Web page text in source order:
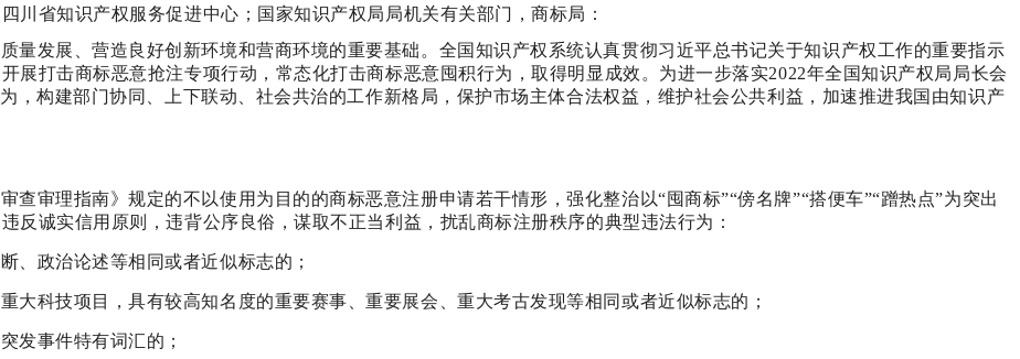
川省知识产权服务促进中心；国家知识产权局局机关有关部门，商标局：
量发展、营造良好创新环境和营商环境的重要基础。全国知识产权系统认真贯彻习近平总书记关于知识产权工作的重要指示
展打击商标恶意抢注专项行动，常态化打击商标恶意囤积行为，取得明显成效。为进一步落实2022年全国知识产权局局长会
，构建部门协同、上下联动、社会共治的工作新格局，保护市场主体合法权益，维护社会公共利益，加速推进我国由知识产
查审理指南》规定的不以使用为目的的商标恶意注册申请若干情形，强化整治以“囤商标”“傍名牌”“搭便车”“蹭热点”为突出
反诚实信用原则，违背公序良俗，谋取不正当利益，扰乱商标注册秩序的典型违法行为：
、政治论述等相同或者近似标志的；
大科技项目，具有较高知名度的重要赛事、重要展会、重大考古发现等相同或者近似标志的；
发事件特有词汇的；